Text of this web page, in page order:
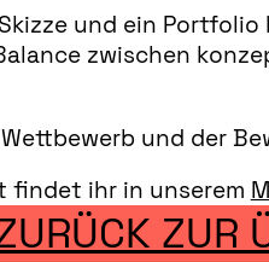
und ein
zwischen
und der
findet ihr in unserem
ZUR